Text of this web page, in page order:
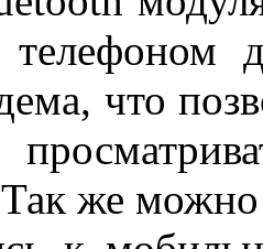
что
Так же